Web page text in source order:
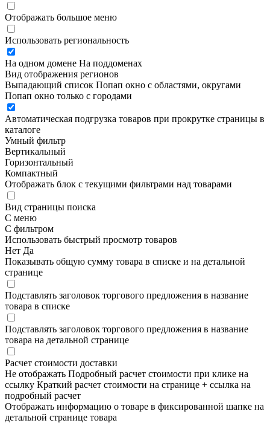
Отображать большое меню
Использовать региональность
На одном домене На поддоменах
Вид отображения регионов
Выпадающий список Попап окно c областями, округами
Попап окно только с городами
Автоматическая подгрузка товаров при прокрутке страницы в
каталоге
Умный фильтр
Вертикальный
Горизонтальный
Компактный
Отображать блок с текущими фильтрами над товарами
Вид страницы поиска
С меню
С фильтром
Использовать быстрый просмотр товаров
Нет Да
Показывать общую сумму товара в списке и на детальной
странице
Подставлять заголовок торгового предложения в название
товара в списке
Подставлять заголовок торгового предложения в название
товара на детальной странице
Расчет стоимости доставки
Не отображать Подробный расчет стоимости при клике на
ссылку Краткий расчет стоимости на странице + ссылка на
подробный расчет
Отображать информацию о товаре в фиксированной шапке на
детальной странице товара